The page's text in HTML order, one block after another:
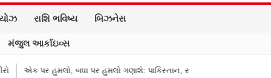
રાશિ ભવિષ્ય બિઝનેસ
મંજુલ આર્કાઇવ્સ
બધા પર હુમલો ગણાશે: પાકિસ્તાન, સાઉદી અરેબિયા અને તુર્કી વચ્ચે કરાર